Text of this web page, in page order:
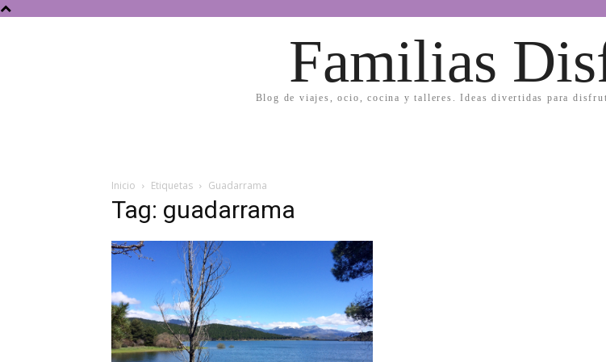
Familias
Blog de viajes, ocio, cocina y talleres. Ideas divertidas para
Inicio Etiquetas Guadarrama
Tag: guadarrama